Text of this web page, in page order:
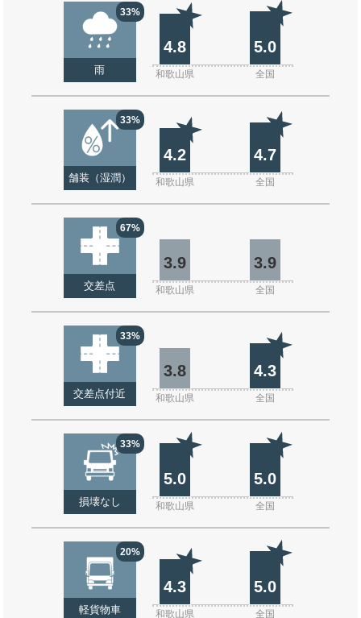
33%
雨
4.8 5.0
和歌山県 全国
33%
舗装（湿潤）
4.2 4.7
和歌山県 全国
67%
交差点
3.9 3.9
和歌山県 全国
33%
交差点付近
3.8 4.3
和歌山県 全国
33%
損壊なし
5.0 5.0
和歌山県 全国
20%
軽貨物車
4.3 5.0
和歌山県 全国